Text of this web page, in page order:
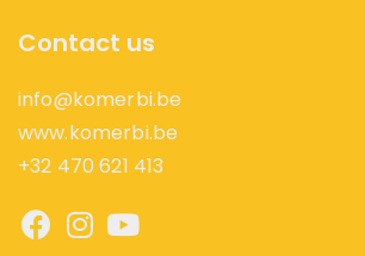
Contact us
info@komerbi.be
www.komerbi.be
+32 470 621 413